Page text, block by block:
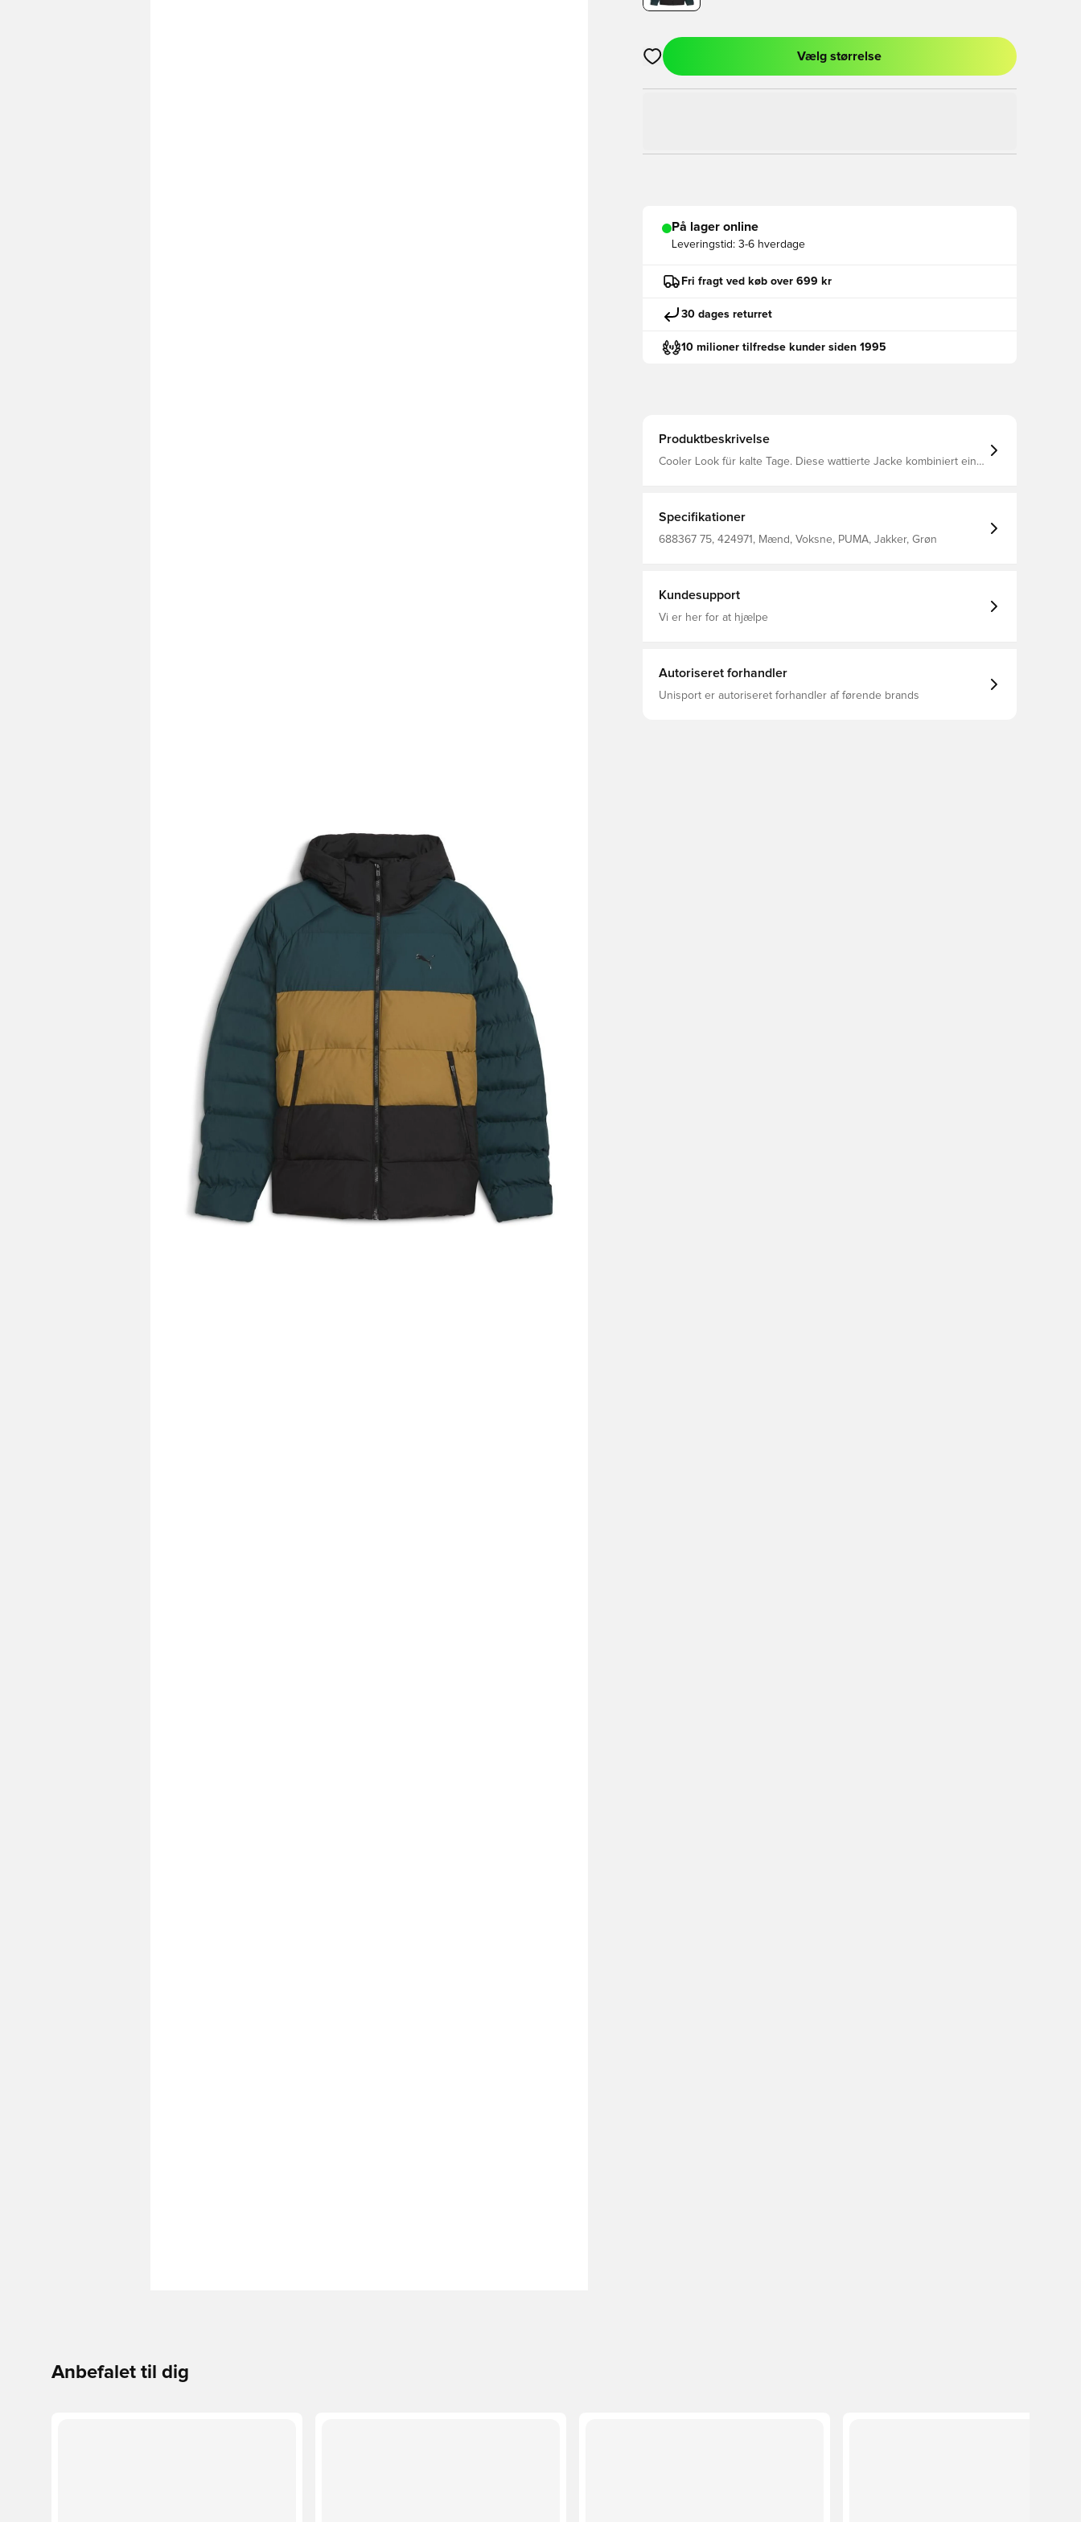
Åbner en Modal til at logge ind eller tilmelde dig som medlem
Vælg størrelse
På lager online
Leveringstid: 3-6 hverdage
Fri fragt ved køb over 699 kr
30 dages returret
10 milioner tilfredse kunder siden 1995
Produktbeskrivelse
Cooler Look für kalte Tage. Diese wattierte Jacke kombiniert eine
– powered by PUMA. Bleib fokussiert, bleib für alles bereit!
Passform: Regulär Hauptmaterial: Webware Mit Kapuze Lange
Ärmel Verschluss: Durchgehender Reißverschluss Länge:
Specifikationer
688367 75, 424971, Mænd, Voksne, PUMA, Jakker, Grøn
Kundesupport
Vi er her for at hjælpe
Autoriseret forhandler
Unisport er autoriseret forhandler af førende brands
Anbefalet til dig